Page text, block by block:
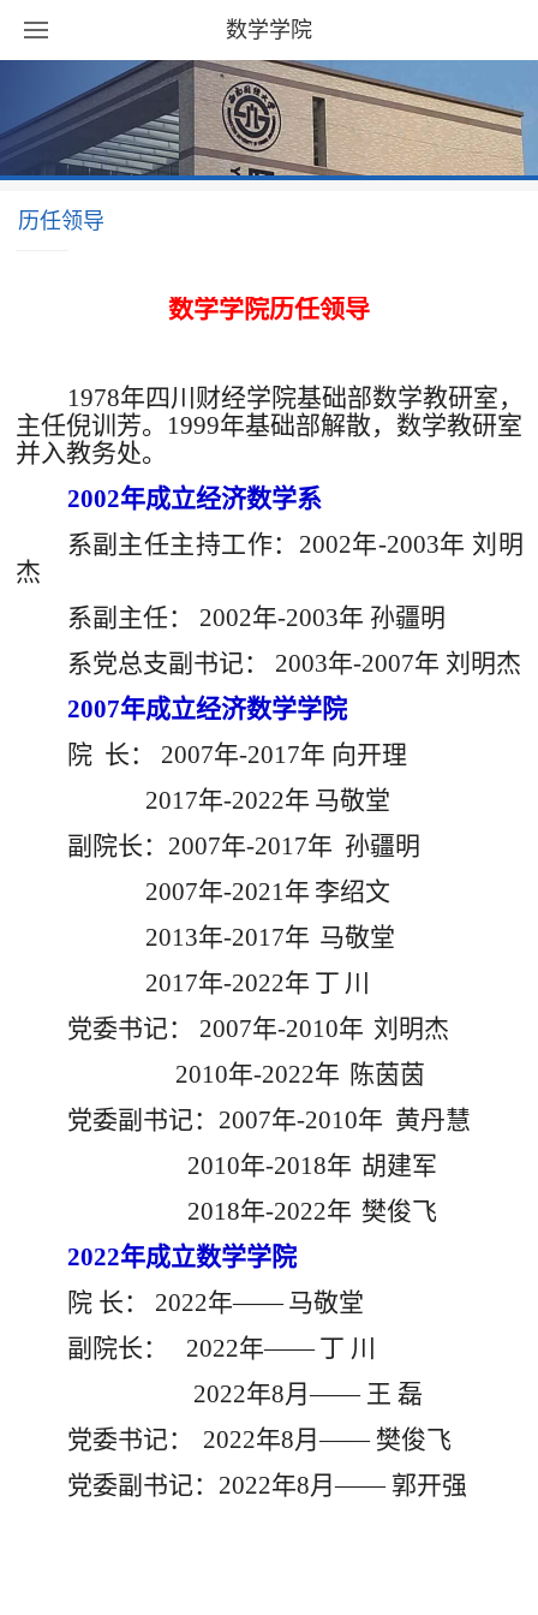
数学学院
历任领导
数学学院历任领导
1978年四川财经学院基础部数学教研室，
主任倪训芳。1999年基础部解散，数学教研室
并入教务处。
2002年成立经济数学系
系副主任主持工作： 2002年-2003年 刘明
杰
系副主任：
2002年-2003年 孙疆明
系党总支副书记：
2003年-2007年 刘明杰
2007年成立经济数学学院
院 长： 2007年-2017年 向开理
2017年-2022年 马敬堂
副院长： 2007年-2017年 孙疆明
2007年-2021年 李绍文
2013年-2017年 马敬堂
2017年-2022年 丁 川
党委书记：
2007年-2010年 刘明杰
2010年-2022年 陈茵茵
党委副书记： 2007年-2010年 黄丹慧
2010年-2018年 胡建军
2018年-2022年 樊俊飞
2022年成立数学学院
院 长： 2022年—— 马敬堂
副院长：
2022年—— 丁 川
2022年8月—— 王 磊
党委书记：
2022年8月—— 樊俊飞
党委副书记： 2022年8月—— 郭开强